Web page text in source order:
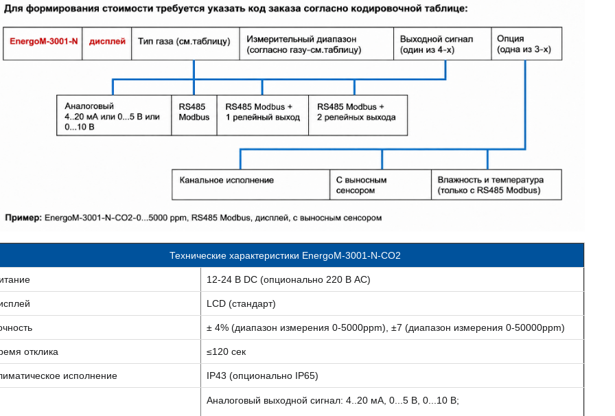
Технические характеристики EnergoM-3001-N-CO2
12-24 В DC (опционально 220 В AC)
LCD (стандарт)
± 4% (диапазон измерения 0-5000ppm), ±7 (диапазон измерения 0-50000ppm)
отклика ≤120 сек
исполнение IP43 (опционально IP65)
Аналоговый выходной сигнал: 4..20 мА, 0...5 В, 0...10 В;